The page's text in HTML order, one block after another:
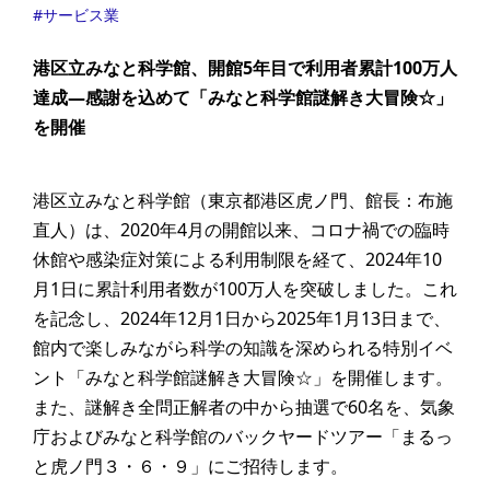
サービス業
港区立みなと科学館、開館5年目で利用者累計100万人
達成—感謝を込めて「みなと科学館謎解き大冒険☆」
を開催
港区立みなと科学館（東京都港区虎ノ門、館長：布施
直人）は、2020年4月の開館以来、コロナ禍での臨時
休館や感染症対策による利用制限を経て、2024年10
月1日に累計利用者数が100万人を突破しました。これ
を記念し、2024年12月1日から2025年1月13日まで、
館内で楽しみながら科学の知識を深められる特別イベ
ント「みなと科学館謎解き大冒険☆」を開催します。
また、謎解き全問正解者の中から抽選で60名を、気象
庁およびみなと科学館のバックヤードツアー「まるっ
と虎ノ門３・６・９」にご招待します。